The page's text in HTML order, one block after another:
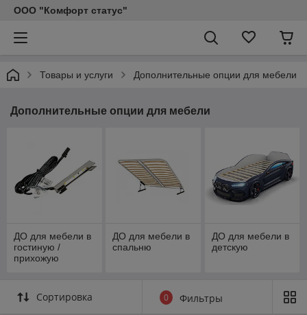
ООО "Комфорт статус"
Товары и услуги Дополнительные опции для мебели
Дополнительные опции для мебели
ДО для мебели в
гостиную /
прихожую
ДО для мебели в
спальню
ДО для мебели в
детскую
Сортировка 0 Фильтры